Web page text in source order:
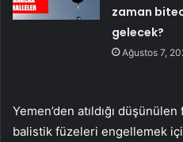
zaman
gelecek?
Ağustos 7,
Yemen’den atıldığı
balistik füzeleri engellemek